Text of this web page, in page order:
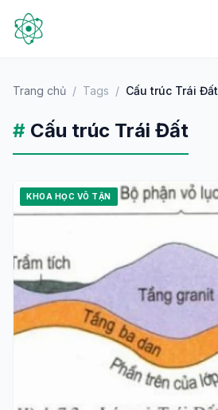
Trang chủ / Tags / Cấu trúc Trái Đất
# Cấu trúc Trái Đất
KHOA HỌC VÔ TẬN